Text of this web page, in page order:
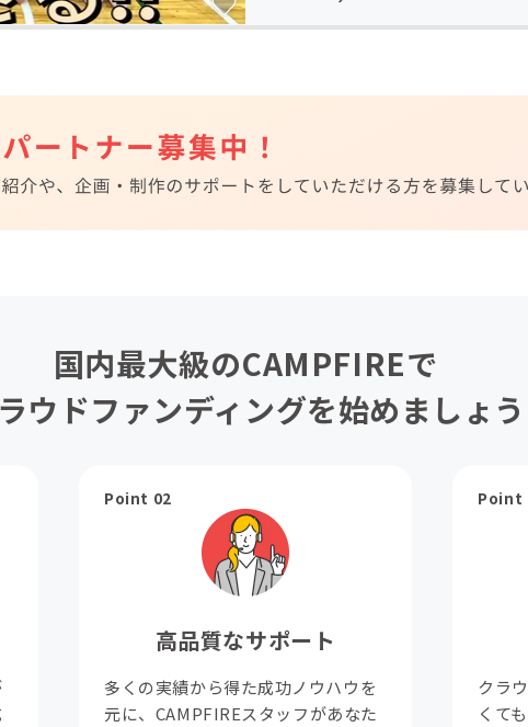
国内最大級のCAMPFIREで
ウドファンディングを始めましょう
Point 02
高品質なサポート
多くの実績から得た成功ノウハウを
元に、CAMPFIREスタッフがあなた
Point
クラ
くて